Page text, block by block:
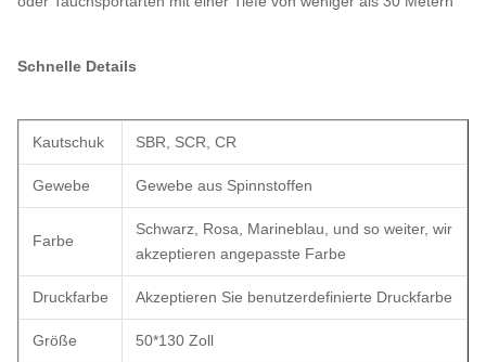
Schnelle Details
Kautschuk SBR, SCR, CR
Gewebe Gewebe aus Spinnstoffen
Farbe
Schwarz, Rosa, Marineblau, und so weiter, wir
akzeptieren angepasste Farbe
Druckfarbe Akzeptieren Sie benutzerdefinierte Druckfarbe
Größe 50*130 Zoll